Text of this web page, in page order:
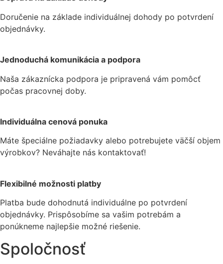
variantov.
môžete
na
Doručenie na základe individuálnej dohody po potvrdení
objednávky.
Jednoduchá komunikácia a podpora
Naša zákaznícka podpora je pripravená vám pomôcť
počas pracovnej doby.
Individuálna cenová ponuka
Máte špeciálne požiadavky alebo potrebujete väčší objem
výrobkov? Neváhajte nás kontaktovať!
Flexibilné možnosti platby
Platba bude dohodnutá individuálne po potvrdení
objednávky. Prispôsobíme sa vašim potrebám a
ponúkneme najlepšie možné riešenie.
Spoločnosť